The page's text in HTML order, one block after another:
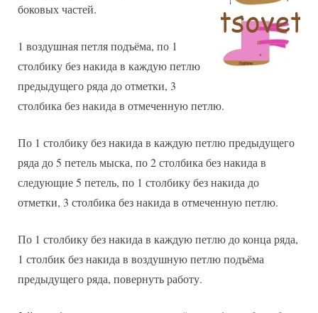
боковых частей.
1 воздушная петля подъёма, по 1
столбику без накида в каждую петлю
предыдущего ряда до отметки, 3
столбика без накида в отмеченную петлю.
По 1 столбику без накида в каждую петлю предыдущего
ряда до 5 петель мыска, по 2 столбика без накида в
следующие 5 петель, по 1 столбику без накида до
отметки, 3 столбика без накида в отмеченную петлю.
По 1 столбику без накида в каждую петлю до конца ряда,
1 столбик без накида в воздушную петлю подъёма
предыдущего ряда, повернуть работу.